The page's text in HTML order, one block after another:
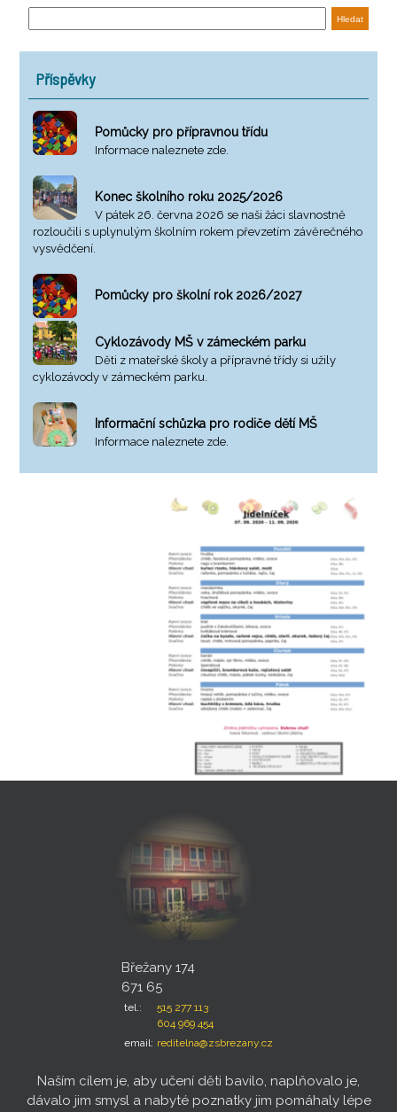
Příspěvky
Pomůcky pro přípravnou třídu
Informace naleznete zde.
Konec školního roku 2025/2026
V pátek 26. června 2026 se naši žáci slavnostně
rozloučili s uplynulým školním rokem převzetím závěrečného
vysvědčení.
Pomůcky pro školní rok 2026/2027
Cyklozávody MŠ v zámeckém parku
Děti z mateřské školy a přípravné třídy si užily
cyklozávody v zámeckém parku.
Informační schůzka pro rodiče dětí MŠ
Informace naleznete zde.
Břežany 174
671 65
tel.:
515 277 113
604 969 454
email: reditelna@zsbrezany.cz
Naším cílem je, aby učení děti bavilo, naplňovalo je,
dávalo jim smysl a nabyté poznatky jim pomáhaly lépe